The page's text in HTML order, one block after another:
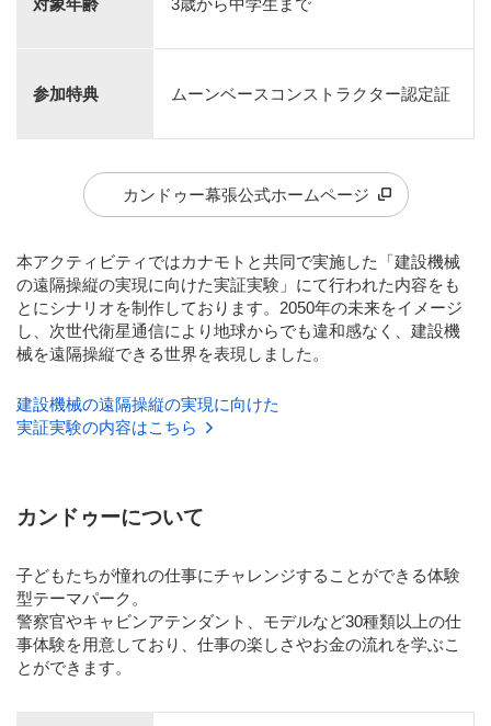
参加特典 ムーンベースコンストラクター認定証
カンドゥー幕張公式ホームページ
本アクティビティではカナモトと共同で実施した「建設機械
の遠隔操縦の実現に向けた実証実験」にて行われた内容をも
とにシナリオを制作しております。2050年の未来をイメージ
し、次世代衛星通信により地球からでも違和感なく、建設機
械を遠隔操縦できる世界を表現しました。
建設機械の遠隔操縦の実現に向けた
実証実験の内容はこちら
カンドゥーについて
子どもたちが憧れの仕事にチャレンジすることができる体験
型テーマパーク。
警察官やキャビンアテンダント、モデルなど30種類以上の仕
事体験を用意しており、仕事の楽しさやお金の流れを学ぶこ
とができます。